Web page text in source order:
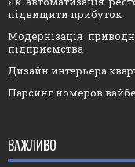
підвищити прибуток
Модернізація
підприємства
Дизайн интерьера
Парсинг номеров
ВАЖЛИВО